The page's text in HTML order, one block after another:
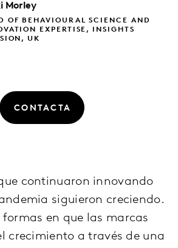
Morley
OF BEHAVIOURAL SCIENCE AND
EXPERTISE, INSIGHTS
UK
CONTACTA
continuaron innovando
siguieron creciendo.
formas en que las marcas
crecimiento a través de una